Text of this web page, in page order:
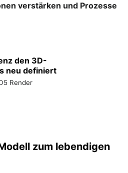
verstärken und Prozesse
den 3D-
neu definiert
Render
zum lebendigen